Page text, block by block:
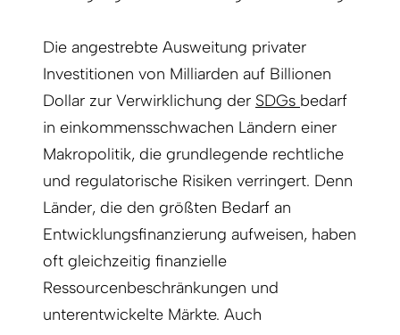
Die angestrebte Ausweitung privater
Investitionen von Milliarden auf Billionen
Dollar zur Verwirklichung der SDGs bedarf
in einkommensschwachen Ländern einer
Makropolitik, die grundlegende rechtliche
und regulatorische Risiken verringert. Denn
Länder, die den größten Bedarf an
Entwicklungsfinanzierung aufweisen, haben
oft gleichzeitig finanzielle
Ressourcenbeschränkungen und
unterentwickelte Märkte. Auch